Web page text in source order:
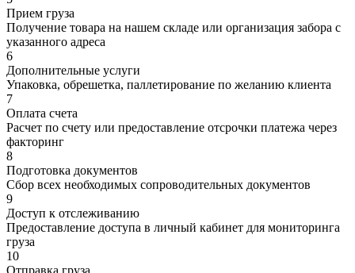
Прием груза
Получение товара на нашем складе или организация забора с
указанного адреса
6
Дополнительные услуги
Упаковка, обрешетка, паллетирование по желанию клиента
7
Оплата счета
Расчет по счету или предоставление отсрочки платежа через
факторинг
8
Подготовка документов
Сбор всех необходимых сопроводительных документов
9
Доступ к отслеживанию
Предоставление доступа в личный кабинет для мониторинга
груза
10
Отправка груза